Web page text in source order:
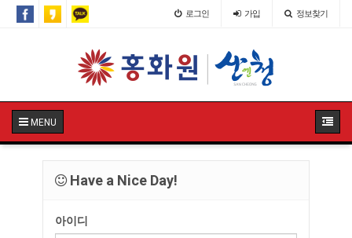
로그인 가입 정보찾기
MENU
Have a Nice Day!
아이디